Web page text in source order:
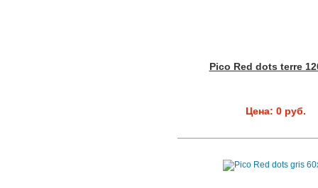
Pico Red dots terre
Цена: 0 руб.